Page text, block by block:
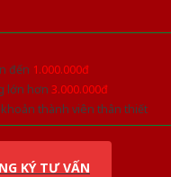
đến 1.000.000đ
lớn hơn 3.000.000đ
thành viên thân thiết
KÝ TƯ VẤN